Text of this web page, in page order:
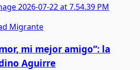
Migrante
mi mejor amigo”: la
Aguirre